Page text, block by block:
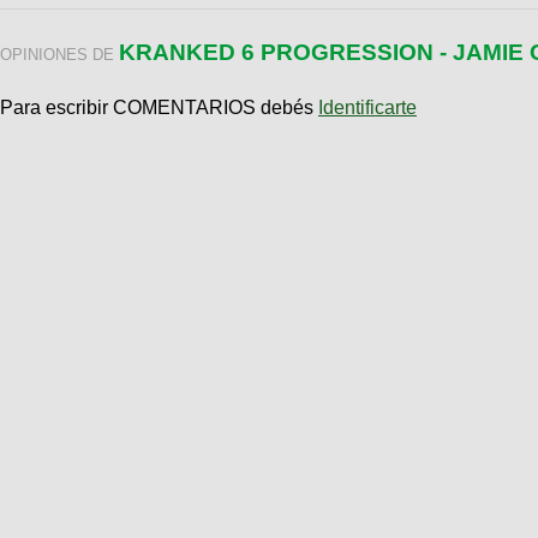
OPINIONES DE KRANKED 6 PROGRESSION - JAMIE
Para escribir COMENTARIOS debés Identificarte